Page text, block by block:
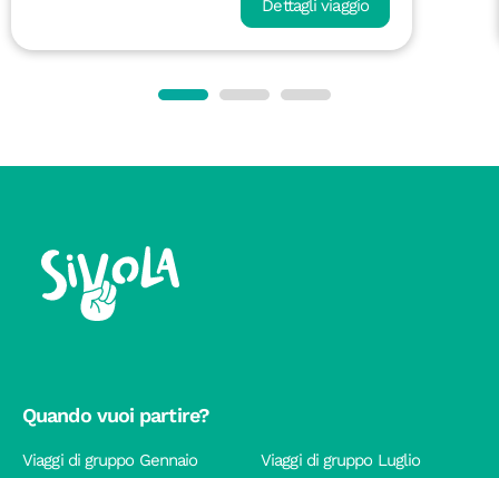
Dettagli viaggio
Quando vuoi partire?
Viaggi di gruppo Gennaio
Viaggi di gruppo Luglio